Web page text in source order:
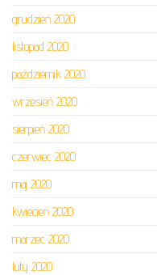
grudzień 2020
listopad 2020
październik 2020
wrzesień 2020
sierpień 2020
czerwiec 2020
maj 2020
kwiecień 2020
marzec 2020
luty 2020